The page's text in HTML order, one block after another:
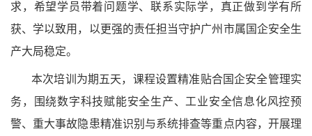
求，希望学员带着问题学、联系实际学，真正做到学有所
获、学以致用，以更强的责任担当守护广州市属国企安全生
产大局稳定。
本次培训为期五天，课程设置精准贴合国企安全管理实
务，围绕数字科技赋能安全生产、工业安全信息化风控预
警、重大事故隐患精准识别与系统排查等重点内容，开展理